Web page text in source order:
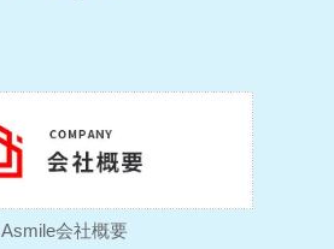
Asmile会社概要